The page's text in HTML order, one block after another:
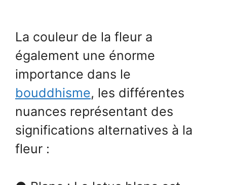
La couleur de la fleur a
également une énorme
importance dans le
bouddhisme, les différentes
nuances représentant des
significations alternatives à la
fleur :